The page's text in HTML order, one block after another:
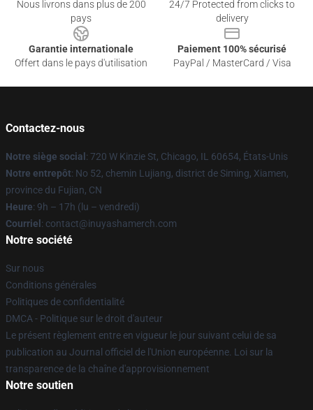
Nous livrons dans plus de 200
pays
24/7 Protected from clicks to
delivery
Garantie internationale
Offert dans le pays d'utilisation
Paiement 100% sécurisé
PayPal / MasterCard / Visa
Contactez-nous
Notre siège social : 720 W Kinzie St, Chicago, IL 60654, États-Unis
Notre entrepôt: No 52, chemin Lujiang, district de Siming, Xiamen,
province du Fujian, CN
Heure: 9h – 17h (lu – vendredi)
Courriel : contact@inuyashamerch.com
Notre société
Sur nous
Conditions générales
Politiques de confidentialité
DMCA - Politique sur le droit d'auteur
Le présent règlement entre en vigueur le jour suivant celui de sa
publication au Journal officiel de l'Union européenne. Loi sur la
transparence de la chaîne d'approvisionnement
Notre soutien